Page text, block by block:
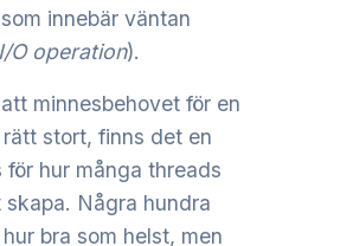
innebär väntan
O operation).
minnesbehovet för en
stort, finns det en
för hur många threads
Några hundra
bra som helst, men